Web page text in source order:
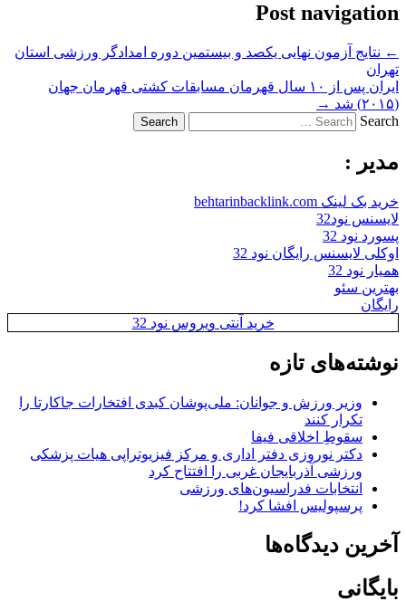
Post navigation
← نتایج آزمون نهایی یکصد و بیستمین دوره امدادگر ورزشی استان
تهران
ایران پس از ۱۰ سال قهرمان مسابقات کشتی قهرمان جهان
(۲۰۱۵) شد
→
Search
مدیر :
خرید بک لینک behtarinbacklink.com
لایسنس نود32
پسورد نود 32
اوکلی لایسنس رایگان نود 32
همیار نود 32
بهترین سئو
رایگان
خرید آنتی ویروس نود 32
نوشته‌های تازه
وزیر ورزش و جوانان: ملی‌پوشان کبدی افتخارات جاکارتا را
تکرار کنند
سقوطِ اخلاقی فیفا
دکتر نوروزی دفتر اداری و مرکز فیزیوتراپی هیات پزشکی
ورزشی آذربایجان غربی را افتتاح کرد
انتخابات فدراسیون‌های ورزشی
پرسپولیس افشا کرد!
آخرین دیدگاه‌ها
بایگانی